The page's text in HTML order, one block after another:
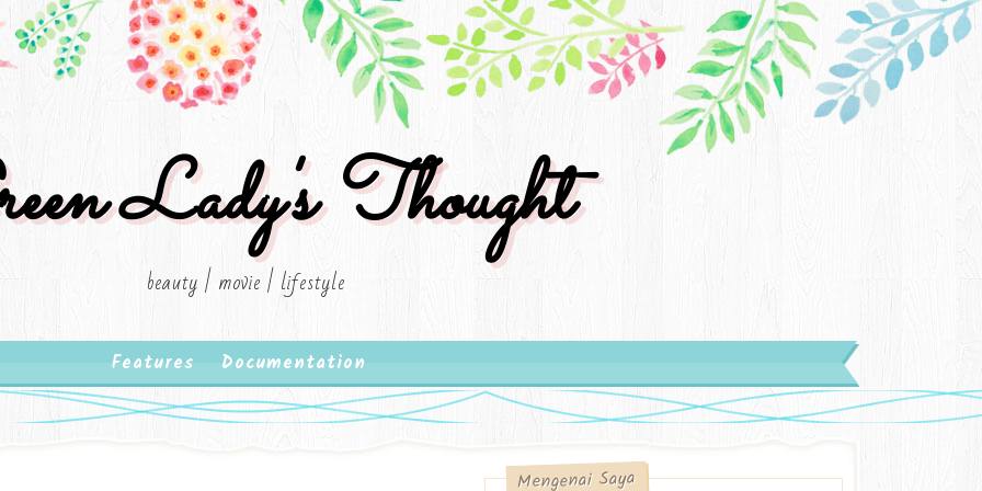
Lady's Thought
beauty | movie | lifestyle
Features Documentation
Mengenai Saya